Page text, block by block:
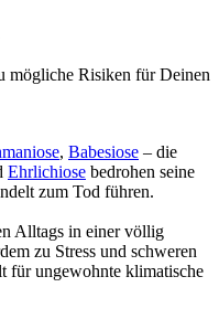
mögliche Risiken für Deinen
, Babesiose – die
Ehrlichiose bedrohen seine
zum Tod führen.
Alltags in einer völlig
zu Stress und schweren
für ungewohnte klimatische